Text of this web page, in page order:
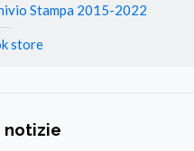
Stampa 2015-2022
store
notizie